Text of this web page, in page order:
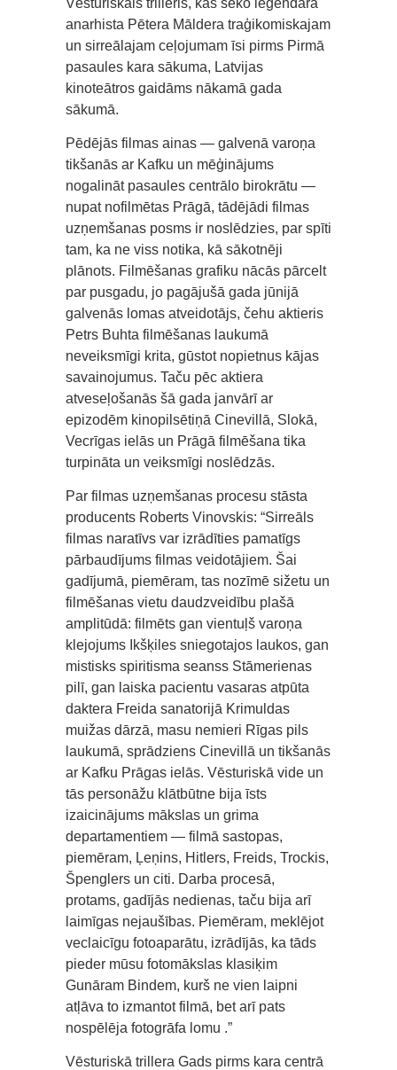
Vēsturiskais trilleris, kas seko leģendārā
anarhista Pētera Māldera traģikomiskajam
un sirreālajam ceļojumam īsi pirms Pirmā
pasaules kara sākuma, Latvijas
kinoteātros gaidāms nākamā gada
sākumā.
Pēdējās filmas ainas — galvenā varoņa
tikšanās ar Kafku un mēģinājums
nogalināt pasaules centrālo birokrātu —
nupat nofilmētas Prāgā, tādējādi filmas
uzņemšanas posms ir noslēdzies, par spīti
tam, ka ne viss notika, kā sākotnēji
plānots. Filmēšanas grafiku nācās pārcelt
par pusgadu, jo pagājušā gada jūnijā
galvenās lomas atveidotājs, čehu aktieris
Petrs Buhta filmēšanas laukumā
neveiksmīgi krita, gūstot nopietnus kājas
savainojumus. Taču pēc aktiera
atveseļošanās šā gada janvārī ar
epizodēm kinopilsētiņā Cinevillā, Slokā,
Vecrīgas ielās un Prāgā filmēšana tika
turpināta un veiksmīgi noslēdzās.
Par filmas uzņemšanas procesu stāsta
producents Roberts Vinovskis: “Sirreāls
filmas naratīvs var izrādīties pamatīgs
pārbaudījums filmas veidotājiem. Šai
gadījumā, piemēram, tas nozīmē sižetu un
filmēšanas vietu daudzveidību plašā
amplitūdā: filmēts gan vientuļš varoņa
klejojums Ikšķiles sniegotajos laukos, gan
mistisks spiritisma seanss Stāmerienas
pilī, gan laiska pacientu vasaras atpūta
daktera Freida sanatorijā Krimuldas
muižas dārzā, masu nemieri Rīgas pils
laukumā, sprādziens Cinevillā un tikšanās
ar Kafku Prāgas ielās. Vēsturiskā vide un
tās personāžu klātbūtne bija īsts
izaicinājums mākslas un grima
departamentiem — filmā sastopas,
piemēram, Ļeņins, Hitlers, Freids, Trockis,
Špenglers un citi. Darba procesā,
protams, gadījās nedienas, taču bija arī
laimīgas nejaušības. Piemēram, meklējot
veclaicīgu fotoaparātu, izrādījās, ka tāds
pieder mūsu fotomākslas klasiķim
Gunāram Bindem, kurš ne vien laipni
atļāva to izmantot filmā, bet arī pats
nospēlēja fotogrāfa lomu .”
Vēsturiskā trillera Gads pirms kara centrā